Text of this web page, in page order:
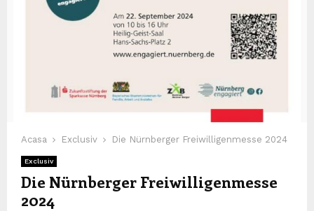
Acasa Exclusiv Die Nürnberger Freiwilligenmesse 2024
Exclusiv
Die Nürnberger Freiwilligenmesse
2024